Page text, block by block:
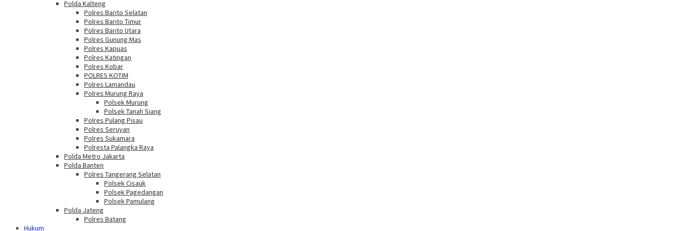
Polda Kalteng
Polres Barito Selatan
Polres Barito Timur
Polres Barito Utara
Polres Gunung Mas
Polres Kapuas
Polres Katingan
Polres Kobar
POLRES KOTIM
Polres Lamandau
Polres Murung Raya
Polsek Murung
Polsek Tanah Siang
Polres Pulang Pisau
Polres Seruyan
Polres Sukamara
Polresta Palangka Raya
Polda Metro Jakarta
Polda Banten
Polres Tangerang Selatan
Polsek Cisauk
Polsek Pagedangan
Polsek Pamulang
Polda Jateng
Polres Batang
Hukum